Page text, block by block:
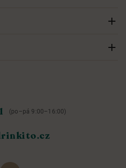
(po–pá 9:00–16:00)